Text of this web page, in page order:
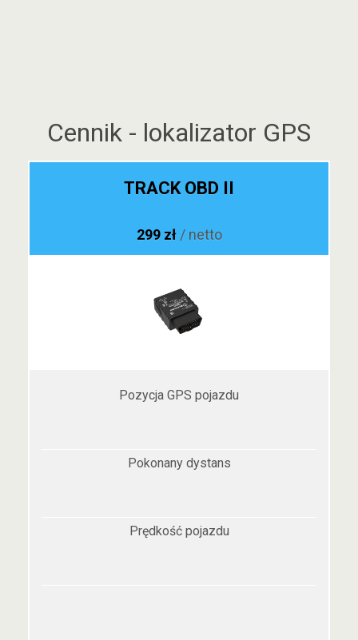
Cennik - lokalizator GPS
TRACK OBD II
299 zł / netto
Pozycja GPS pojazdu
Pokonany dystans
Prędkość pojazdu